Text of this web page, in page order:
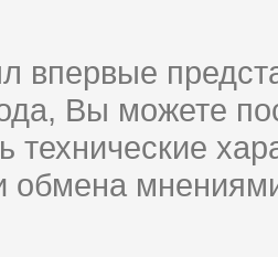
впервые
Вы можете
технические